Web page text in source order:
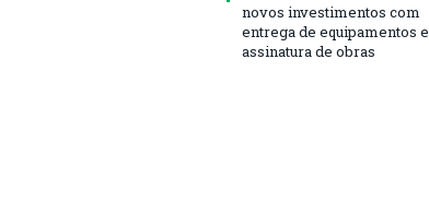
novos investimentos com
entrega de equipamentos e
assinatura de obras